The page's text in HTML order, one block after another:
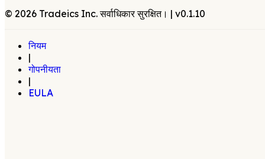
© 2026 Tradeics Inc. सर्वाधिकार सुरक्षित। | v0.1.10
नियम
|
गोपनीयता
|
EULA